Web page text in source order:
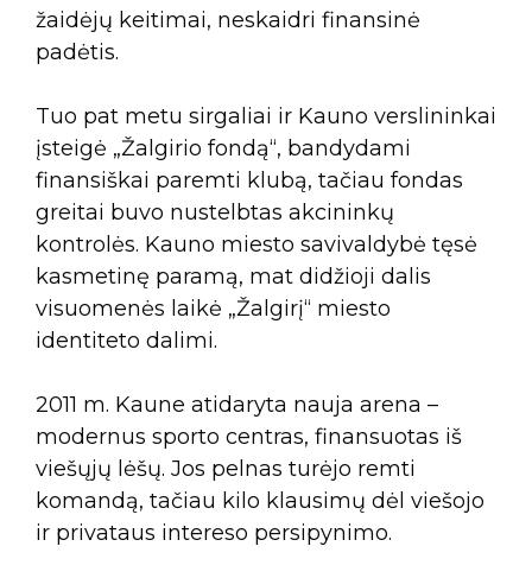
žaidėjų keitimai, neskaidri finansinė
padėtis.
Tuo pat metu sirgaliai ir Kauno verslininkai
įsteigė „Žalgirio fondą“, bandydami
finansiškai paremti klubą, tačiau fondas
greitai buvo nustelbtas akcininkų
kontrolės. Kauno miesto savivaldybė tęsė
kasmetinę paramą, mat didžioji dalis
visuomenės laikė „Žalgirį“ miesto
identiteto dalimi.
2011 m. Kaune atidaryta nauja arena –
modernus sporto centras, finansuotas iš
viešųjų lėšų. Jos pelnas turėjo remti
komandą, tačiau kilo klausimų dėl viešojo
ir privataus intereso persipynimo.